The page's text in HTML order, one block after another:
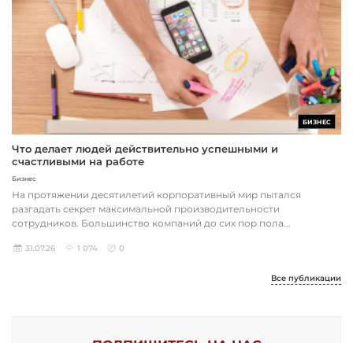
БИЗНЕС
Что делает людей действительно успешными и
счастливыми на работе
Бизнес
На протяжении десятилетий корпоративный мир пытался
разгадать секрет максимальной производительности
сотрудников. Большинство компаний до сих пор пола...
31.07.26 1 074 0
Все публикации